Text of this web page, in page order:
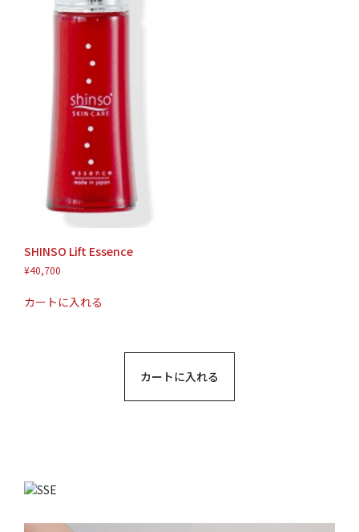
SHINSO Lift Essence
¥40,700
カートに入れる
カートに入れる